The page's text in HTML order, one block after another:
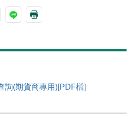
詢(期貨商專用)[PDF檔]